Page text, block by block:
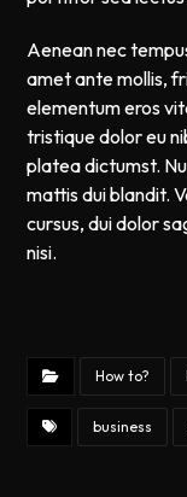
Aenean nec
amet ante mollis,
elementum eros
tristique dolor eu
platea dictumst.
mattis dui blandit.
cursus, dui dolor
nisi.
How to?
business